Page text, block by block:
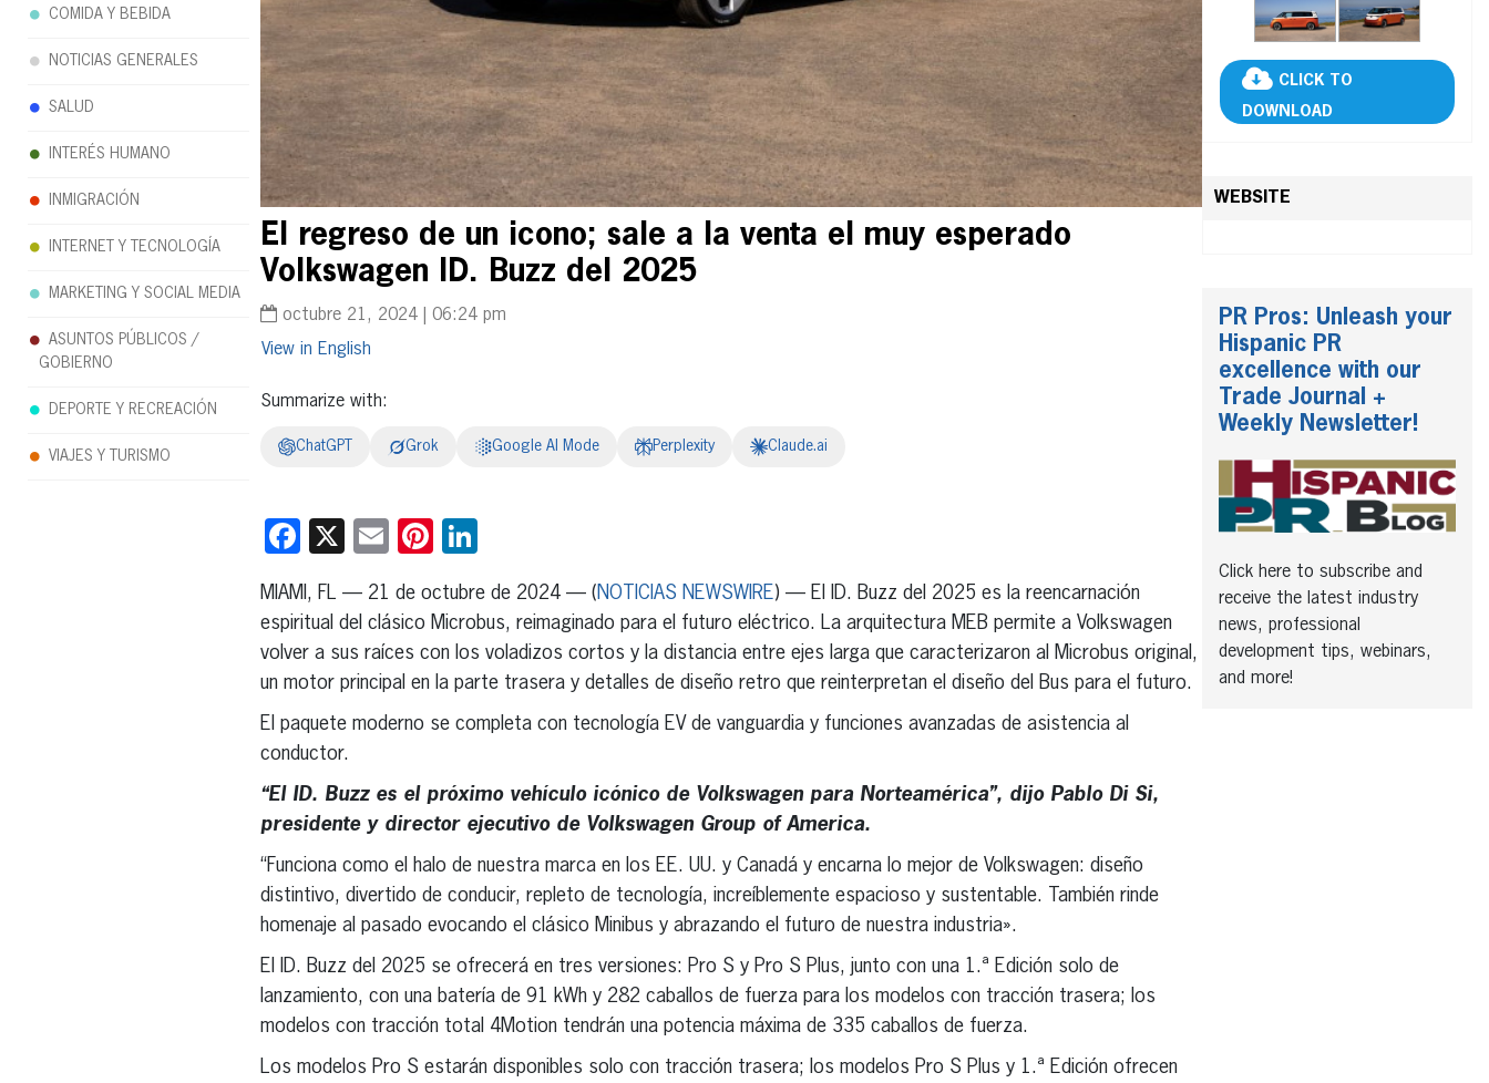
El regreso de un icono; sale a la venta el muy esperado
Volkswagen ID. Buzz del 2025
octubre 21, 2024 | 06:24 pm
English
Summarize with:
ChatGPT Grok Google AI Mode Perplexity Claude.ai
Facebook
X EmailPinterest
MIAMI, FL — 21 de octubre de 2024 — (NOTICIAS NEWSWIRE) — El ID. Buzz del 2025 es la reencarnación
espiritual del clásico Microbus, reimaginado para el futuro eléctrico. La arquitectura MEB permite a Volkswagen
volver a sus raíces con los voladizos cortos y la distancia entre ejes larga que caracterizaron al Microbus original,
un motor principal en la parte trasera y detalles de diseño retro que reinterpretan el diseño del Bus para el futuro.
El paquete moderno se completa con tecnología EV de vanguardia y funciones avanzadas de asistencia al
conductor.
“El ID. Buzz es el próximo vehículo icónico de Volkswagen para Norteamérica”, dijo Pablo Di Si,
presidente y director ejecutivo de Volkswagen Group of America.
“Funciona como el halo de nuestra marca en los EE. UU. y Canadá y encarna lo mejor de Volkswagen: diseño
distintivo, divertido de conducir, repleto de tecnología, increíblemente espacioso y sustentable. También rinde
homenaje al pasado evocando el clásico Minibus y abrazando el futuro de nuestra industria».
El ID. Buzz del 2025 se ofrecerá en tres versiones: Pro S y Pro S Plus, junto con una 1.ª Edición solo de
lanzamiento, con una batería de 91 kWh y 282 caballos de fuerza para los modelos con tracción trasera; los
modelos con tracción total 4Motion tendrán una potencia máxima de 335 caballos de fuerza.
Los modelos Pro S estarán disponibles solo con tracción trasera; los modelos Pro S Plus y 1.ª Edición ofrecen
CLICK TO
DOWNLOAD
WEBSITE
PR Pros: Unleash your
Hispanic PR
excellence with our
Trade Journal +
Weekly Newsletter!
Click here to subscribe and
receive the latest industry
news, professional
development tips, webinars,
and more!
COMIDA Y BEBIDA
NOTICIAS GENERALES
SALUD
INTERÉS HUMANO
INMIGRACIÓN
INTERNET Y TECNOLOGÍA
MARKETING Y SOCIAL MEDIA
ASUNTOS PÚBLICOS /
GOBIERNO
DEPORTE Y RECREACIÓN
VIAJES Y TURISMO